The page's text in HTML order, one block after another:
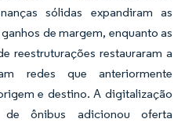
sólidas expandiram as
de margem, enquanto as
reestruturações restauraram a
redes que anteriormente
e destino. A digitalização
ônibus adicionou oferta